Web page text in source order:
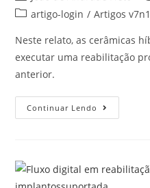
artigo-login / Artigos v7n1
Neste relato, as cerâmicas
executar uma reabilitação
anterior.
Continuar Lendo